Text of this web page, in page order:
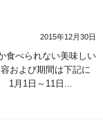
2015年12月30日
食べられない美味しい
および期間は下記に
～11日...